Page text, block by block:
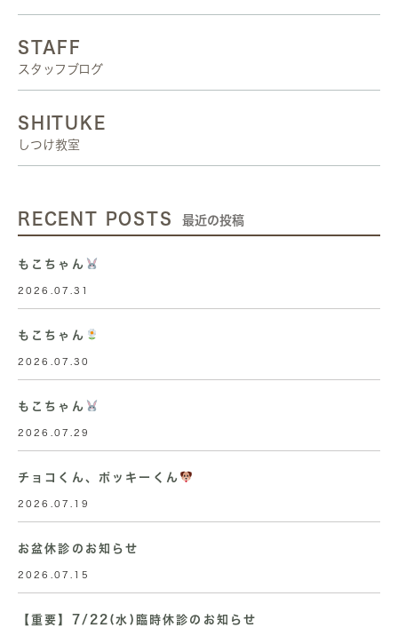
STAFF
スタッフブログ
SHITUKE
しつけ教室
RECENT POSTS 最近の投稿
もこちゃん
2026.07.31
もこちゃん
2026.07.30
もこちゃん
2026.07.29
チョコくん、ポッキーくん
2026.07.19
お盆休診のお知らせ
2026.07.15
【重要】7/22(水)臨時休診のお知らせ